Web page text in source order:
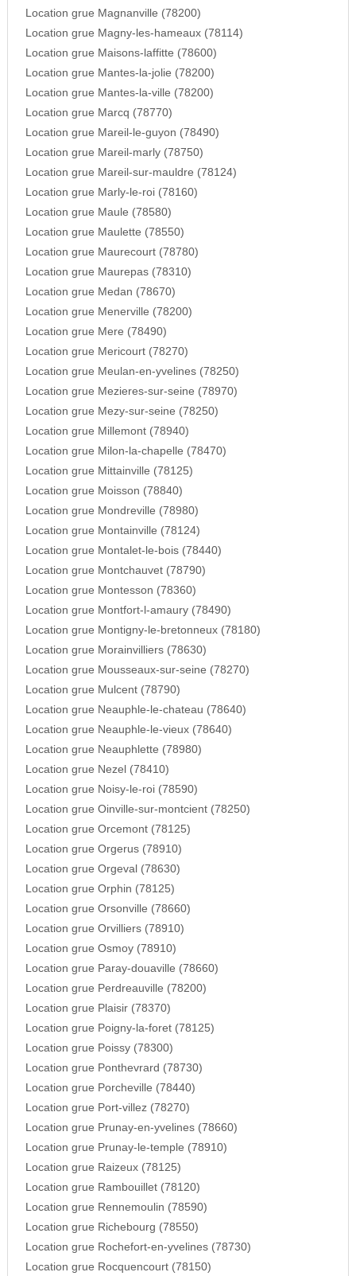
Location grue Magnanville (78200)
Location grue Magny-les-hameaux (78114)
Location grue Maisons-laffitte (78600)
Location grue Mantes-la-jolie (78200)
Location grue Mantes-la-ville (78200)
Location grue Marcq (78770)
Location grue Mareil-le-guyon (78490)
Location grue Mareil-marly (78750)
Location grue Mareil-sur-mauldre (78124)
Location grue Marly-le-roi (78160)
Location grue Maule (78580)
Location grue Maulette (78550)
Location grue Maurecourt (78780)
Location grue Maurepas (78310)
Location grue Medan (78670)
Location grue Menerville (78200)
Location grue Mere (78490)
Location grue Mericourt (78270)
Location grue Meulan-en-yvelines (78250)
Location grue Mezieres-sur-seine (78970)
Location grue Mezy-sur-seine (78250)
Location grue Millemont (78940)
Location grue Milon-la-chapelle (78470)
Location grue Mittainville (78125)
Location grue Moisson (78840)
Location grue Mondreville (78980)
Location grue Montainville (78124)
Location grue Montalet-le-bois (78440)
Location grue Montchauvet (78790)
Location grue Montesson (78360)
Location grue Montfort-l-amaury (78490)
Location grue Montigny-le-bretonneux (78180)
Location grue Morainvilliers (78630)
Location grue Mousseaux-sur-seine (78270)
Location grue Mulcent (78790)
Location grue Neauphle-le-chateau (78640)
Location grue Neauphle-le-vieux (78640)
Location grue Neauphlette (78980)
Location grue Nezel (78410)
Location grue Noisy-le-roi (78590)
Location grue Oinville-sur-montcient (78250)
Location grue Orcemont (78125)
Location grue Orgerus (78910)
Location grue Orgeval (78630)
Location grue Orphin (78125)
Location grue Orsonville (78660)
Location grue Orvilliers (78910)
Location grue Osmoy (78910)
Location grue Paray-douaville (78660)
Location grue Perdreauville (78200)
Location grue Plaisir (78370)
Location grue Poigny-la-foret (78125)
Location grue Poissy (78300)
Location grue Ponthevrard (78730)
Location grue Porcheville (78440)
Location grue Port-villez (78270)
Location grue Prunay-en-yvelines (78660)
Location grue Prunay-le-temple (78910)
Location grue Raizeux (78125)
Location grue Rambouillet (78120)
Location grue Rennemoulin (78590)
Location grue Richebourg (78550)
Location grue Rochefort-en-yvelines (78730)
Location grue Rocquencourt (78150)